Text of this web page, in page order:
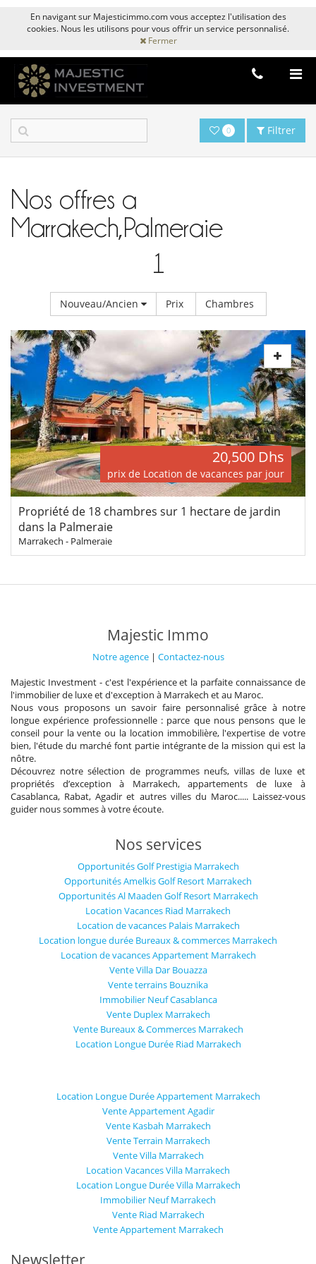
En navigant sur Majesticimmo.com vous acceptez l'utilisation des
cookies. Nous les utilisons pour vous offrir un service personnalisé.
Fermer
0 Filtrer
Nos offres a
Marrakech,Palmeraie
1
Nouveau/Ancien Prix Chambres
20,500 Dhs
prix de Location de vacances par jour
Propriété de 18 chambres sur 1 hectare de jardin
dans la Palmeraie
Marrakech - Palmeraie
Majestic Immo
Notre agence| Contactez-nous
Majestic Investment - c'est l'expérience et la parfaite connaissance de
l'immobilier de luxe et d'exception à Marrakech et au Maroc.
Nous vous proposons un savoir faire personnalisé grâce à notre
longue expérience professionnelle : parce que nous pensons que le
conseil pour la vente ou la location immobilière, l'expertise de votre
bien, l'étude du marché font partie intégrante de la mission qui est la
nôtre.
Découvrez notre sélection de programmes neufs, villas de luxe et
propriétés d’exception à Marrakech, appartements de luxe à
Casablanca, Rabat, Agadir et autres villes du Maroc..... Laissez-vous
guider nous sommes à votre écoute.
Nos services
Opportunités Golf Prestigia Marrakech
Opportunités Amelkis Golf Resort Marrakech
Opportunités Al Maaden Golf Resort Marrakech
Location Vacances Riad Marrakech
Location de vacances Palais Marrakech
Location longue durée Bureaux & commerces Marrakech
Location de vacances Appartement Marrakech
Vente Villa Dar Bouazza
Vente terrains Bouznika
Immobilier Neuf Casablanca
Vente Duplex Marrakech
Vente Bureaux & Commerces Marrakech
Location Longue Durée Riad Marrakech
Location Longue Durée Appartement Marrakech
Vente Appartement Agadir
Vente Kasbah Marrakech
Vente Terrain Marrakech
Vente Villa Marrakech
Location Vacances Villa Marrakech
Location Longue Durée Villa Marrakech
Immobilier Neuf Marrakech
Vente Riad Marrakech
Vente Appartement Marrakech
Newsletter